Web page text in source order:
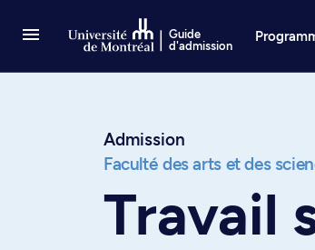
Guide
d'admission
Admission
Faculté des arts et des
Travail